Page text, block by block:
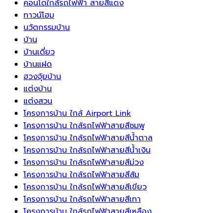
ขึ้น
แห่ง
พลังงาน
บวก
และ
ความ
เจริญ
รุ่งเรือง
คอนโดใกล้รถไฟฟ้า สายสีแดง
ทาวน์โฮม
นวัตกรรมบ้าน
บ้าน
บ้านเดี่ยว
บ้านแฝด
ฮวงจุ้ยบ้าน
แต่งบ้าน
แต่งสวน
โครงการบ้าน ใกล้ Airport Link
โครงการบ้าน ใกล้รถไฟฟ้าสายสีชมพู
โครงการบ้าน ใกล้รถไฟฟ้าสายสีน้ำตาล
โครงการบ้าน ใกล้รถไฟฟ้าสายสีน้ำเงิน
โครงการบ้าน ใกล้รถไฟฟ้าสายสีม่วง
โครงการบ้าน ใกล้รถไฟฟ้าสายสีส้ม
โครงการบ้าน ใกล้รถไฟฟ้าสายสีเขียว
โครงการบ้าน ใกล้รถไฟฟ้าสายสีเทา